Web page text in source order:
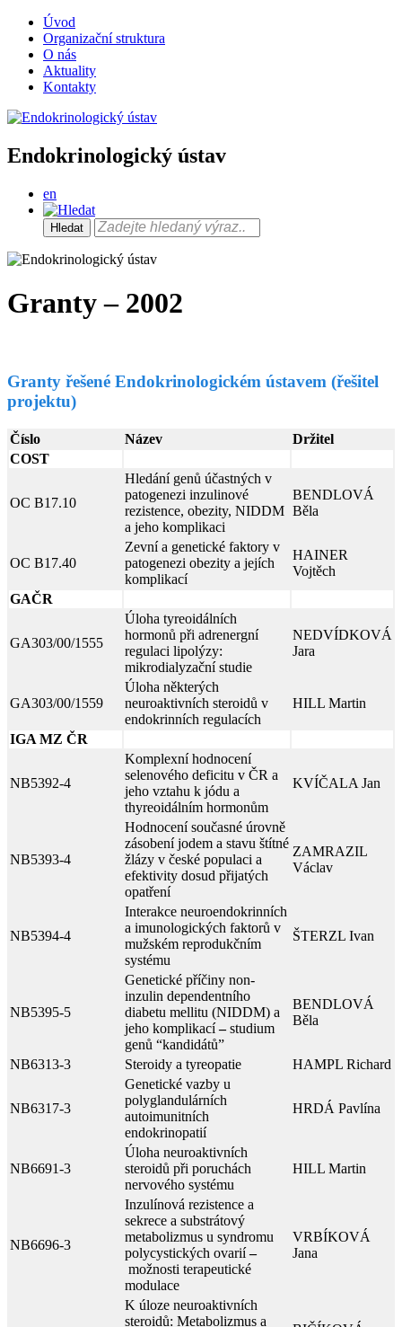
Úvod
Organizační struktura
O nás
Aktuality
Kontakty
Endokrinologický ústav
en
Granty – 2002
Granty řešené Endokrinologickém ústavem (řešitel
projektu)
Číslo Název
Držitel
COST
OC B17.10
Hledání genů účastných v
patogenezi inzulinové
rezistence, obezity, NIDDM
a jeho komplikaci
BENDLOVÁ
Běla
OC B17.40
Zevní a genetické faktory v
patogenezi obezity a jejích
komplikací
HAINER
Vojtěch
GAČR
GA303/00/1555
Úloha tyreoidálních
hormonů při adrenergní
regulaci lipolýzy:
mikrodialyzační studie
NEDVÍDKOVÁ
Jara
GA303/00/1559
Úloha některých
neuroaktivních steroidů v
endokrinních regulacích
HILL Martin
IGA MZ ČR
NB5392-4
Komplexní hodnocení
selenového deficitu v ČR a
jeho vztahu k jódu a
thyreoidálním hormonům
KVÍČALA Jan
NB5393-4
Hodnocení současné úrovně
zásobení jodem a stavu štítné
žlázy v české populaci a
efektivity dosud přijatých
opatření
ZAMRAZIL
Václav
NB5394-4
Interakce neuroendokrinních
a imunologických faktorů v
mužském reprodukčním
systému
ŠTERZL Ivan
NB5395-5
Genetické příčiny non-
inzulin dependentního
diabetu mellitu (NIDDM) a
jeho komplikací–studium
genů “kandidátů”
BENDLOVÁ
Běla
NB6313-3 Steroidy a tyreopatie HAMPL Richard
NB6317-3
Genetické vazby u
polyglandulárních
autoimunitních
endokrinopatií
HRDÁ Pavlína
NB6691-3
Úloha neuroaktivních
steroidů při poruchách
nervového systému
HILL Martin
NB6696-3
Inzulínová rezistence a
sekrece a substrátový
metabolizmus u syndromu
polycystických ovarií–
možnosti terapeutické
modulace
VRBÍKOVÁ
Jana
K úloze neuroaktivních
steroidů: Metabolizmus a